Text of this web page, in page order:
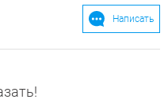
Написать